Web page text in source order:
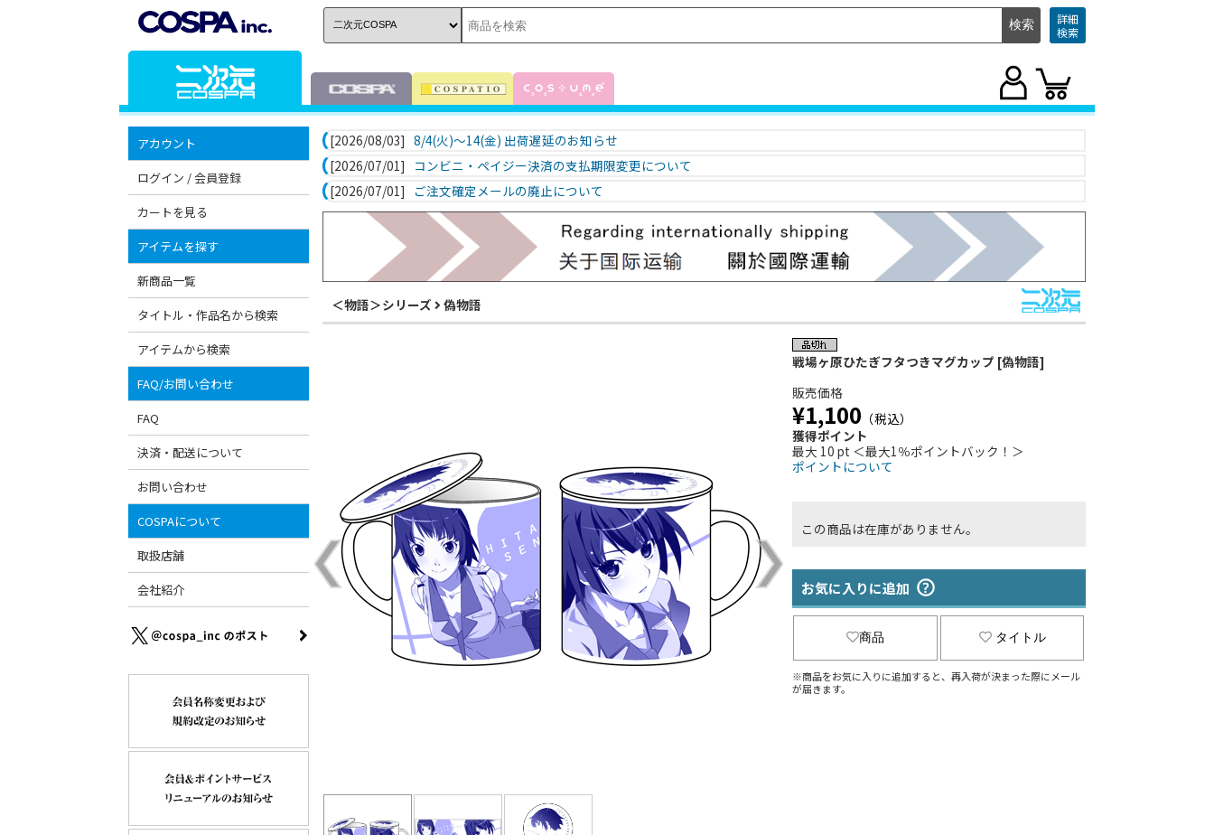
詳細
検索
アカウント
ログイン / 会員登録
カートを見る
アイテムを探す
新商品一覧
タイトル・作品名から検索
アイテムから検索
FAQ/お問い合わせ
FAQ
決済・配送について
お問い合わせ
COSPAについて
取扱店舗
会社紹介
[2026/08/03] 8/4(火)～14(金) 出荷遅延のお知らせ
[2026/07/01]
コンビニ・ペイジー決済の支払期限変更について
[2026/07/01]
ご注文確定メールの廃止について
＜物語＞シリーズ 偽物語
戦場ヶ原ひたぎフタつきマグカップ [偽物語]
販売価格
¥1,100 （税込）
獲得ポイント
最大 10 pt ＜最大1％ポイントバック！＞
ポイントについて
この商品は在庫がありません。
お気に入りに追加
商品 タイトル
※商品をお気に入りに追加すると、再入荷が決まった際にメール
が届きます。